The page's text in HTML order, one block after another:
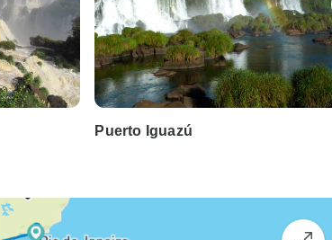
Puerto Iguazú